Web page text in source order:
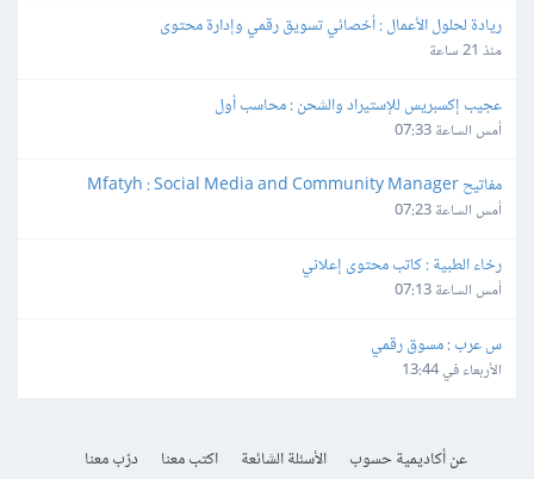
ريادة لحلول الأعمال : أخصائي تسويق رقمي وإدارة محتوى
منذ 21 ساعة
عجيب إكسبريس للإستيراد والشحن : محاسب أول
أمس الساعة 07:33
مفاتيح Mfatyh : Social Media and Community Manager
أمس الساعة 07:23
رخاء الطبية : كاتب محتوى إعلاني
أمس الساعة 07:13
س عرب : مسوق رقمي
الأربعاء في 13:44
عن أكاديمية حسوب الأسئلة الشائعة اكتب معنا
درّب معنا